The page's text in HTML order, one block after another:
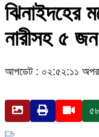
ঝিনাইদহের
নারীসহ ৫
আপডেট : ০২:৫২:১১